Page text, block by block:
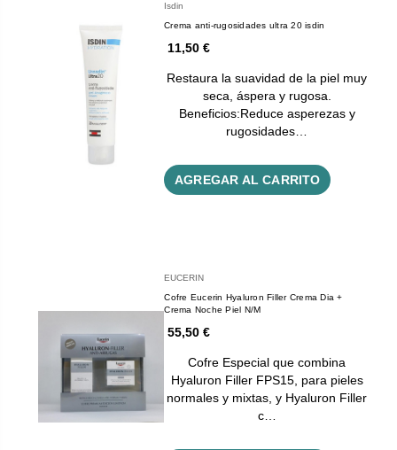
Isdin
Crema anti-rugosidades ultra 20 isdin
11,50 €
Restaura la suavidad de la piel muy
seca, áspera y rugosa.
Beneficios:Reduce asperezas y
rugosidades…
AGREGAR AL CARRITO
EUCERIN
Cofre Eucerin Hyaluron Filler Crema Dia +
Crema Noche Piel N/M
55,50 €
Cofre Especial que combina
Hyaluron Filler FPS15, para pieles
normales y mixtas, y Hyaluron Filler
c…